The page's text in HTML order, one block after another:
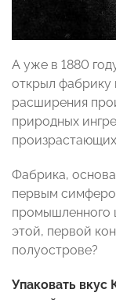
А уже в 1880
открыл
расширения
природных
Фабрика,
первым
промышленного
этой, первой
полуострове?
Упаковать вкус